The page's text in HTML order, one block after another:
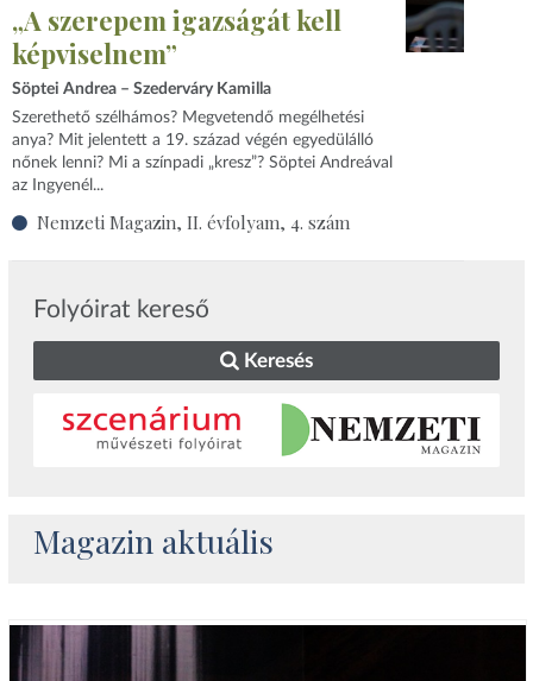
„A szerepem igazságát kell
képviselnem”
Söptei Andrea – Szederváry Kamilla
Szerethető szélhámos? Megvetendő megélhetési
anya? Mit jelentett a 19. század végén egyedülálló
nőnek lenni? Mi a színpadi „kresz”? Söptei Andreával
az Ingyenél...
Nemzeti Magazin, II. évfolyam, 4. szám
Folyóirat kereső
Keresés
Magazin aktuális